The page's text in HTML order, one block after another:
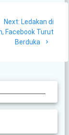
Next: Next
post:
Ledakan di
Facebook Turut
Berduka